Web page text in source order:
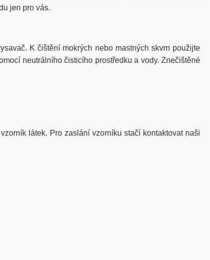
jen pro vás.
K čištění mokrých nebo mastných skvrn použijte
neutrálního čisticího prostředku a vody. Znečištěné
látek. Pro zaslání vzorníku stačí kontaktovat naši